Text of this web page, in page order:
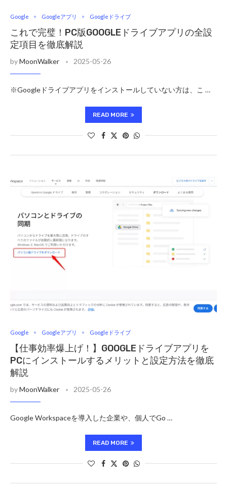
Google Googleアプリ Googleドライブ
これで完璧！PC版GOOGLEドライブアプリの全設
定項目を徹底解説
byMoonWalker 2025-05-26
※Googleドライブアプリをインストールしていない方は、こ …
READ MORE
Google Googleアプリ Googleドライブ
【仕事効率爆上げ！】GOOGLEドライブアプリを
PCにインストールするメリットと設定方法を徹底
解説
byMoonWalker 2025-05-26
Google Workspaceを導入した企業や、個人でGo …
READ MORE